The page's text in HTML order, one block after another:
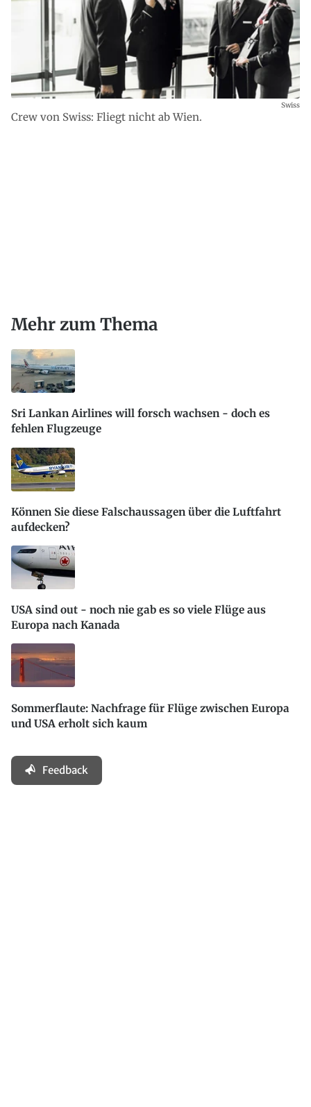
Crew von Swiss: Fliegt nicht ab Wien.
Swiss
Mehr zum Thema
Sri Lankan Airlines will forsch wachsen - doch es
fehlen Flugzeuge
Können Sie diese Falschaussagen über die Luftfahrt
aufdecken?
USA sind out - noch nie gab es so viele Flüge aus
Europa nach Kanada
Sommerflaute: Nachfrage für Flüge zwischen Europa
und USA erholt sich kaum
Feedback